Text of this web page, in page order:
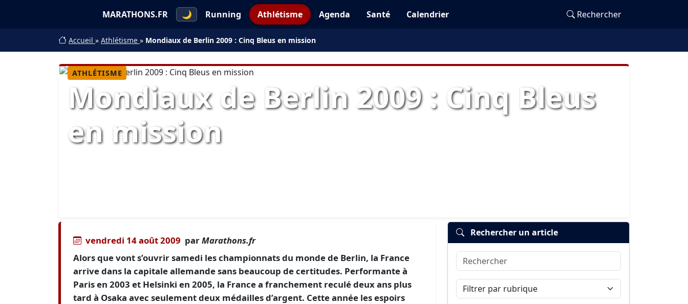
MARATHONS.FR 🌙 Running Athlétisme Agenda Santé Calendrier Rechercher
Accueil » Athlétisme » Mondiaux de Berlin 2009 : Cinq Bleus en mission
ATHLÉTISME
Mondiaux de Berlin 2009 : Cinq Bleus
en mission
vendredi 14 août 2009 parMarathons.fr
Alors que vont s’ouvrir samedi les championnats du monde de Berlin, la France
arrive dans la capitale allemande sans beaucoup de certitudes. Performante à
Paris en 2003 et Helsinki en 2005, la France a franchement reculé deux ans plus
tard à Osaka avec seulement deux médailles d’argent. Cette année les espoirs
Rechercher un article
Rechercher
Filtrer par rubrique